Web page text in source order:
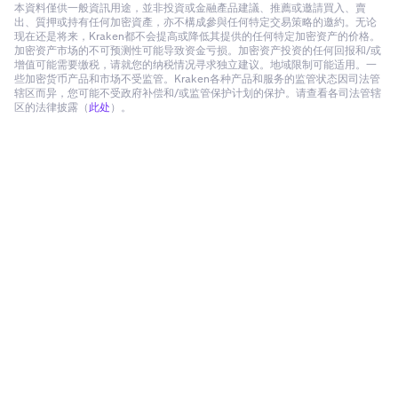
本資料僅供一般資訊用途，並非投資或金融產品建議、推薦或邀請買入、賣
出、質押或持有任何加密資產，亦不構成參與任何特定交易策略的邀約。无论
现在还是将来，Kraken都不会提高或降低其提供的任何特定加密资产的价格。
加密资产市场的不可预测性可能导致资金亏损。加密资产投资的任何回报和/或
增值可能需要缴税，请就您的纳税情况寻求独立建议。地域限制可能适用。一
些加密货币产品和市场不受监管。Kraken各种产品和服务的监管状态因司法管
辖区而异，您可能不受政府补偿和/或监管保护计划的保护。请查看各司法管辖
区的法律披露（此处）。